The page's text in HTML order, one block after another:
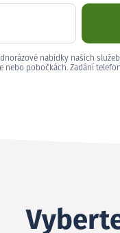
nabídky našich
nebo pobočkách. Zadání